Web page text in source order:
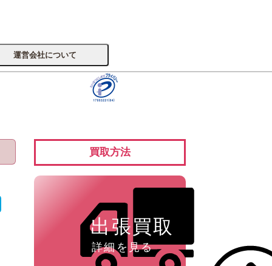
運営会社について
買取方法
出張買取
詳細を見る